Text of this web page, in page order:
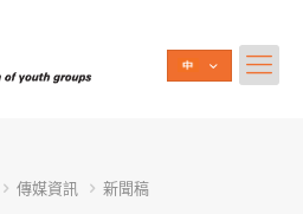
傳媒資訊 新聞稿